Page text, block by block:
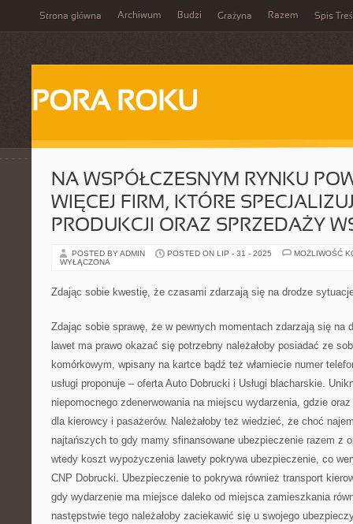
Strona główna Archiwum Budzi Grażyna Razem Spis
PORA ROKU
NA WSPÓŁCZESNYM RYNKU
WIĘCEJ FIRM, KTÓRE
PRODUKCJI ORAZ SPRZEDAŻY
POSTED BY ADMIN POSTED ON LIP - 31 - 2025
MOŻLIWOŚĆ
WYŁĄCZONA
Zdając sobie kwestię, że czasami zdarzają się na drodze
Zdając sobie sprawę, że w pewnych momentach zdarzają się na
lawet ma prawo okazać się potrzebny należałoby posiadać ze
komórkowym, wpisany na kartce bądź też włamiecie numer
usługi proponuje – oferta Auto Dobrucki i Usługi blacharskie.
niepomocnego zdenerwowania na miejscu wydarzenia, gdzie
dla kierowcy i pasażerów. Należałoby też wiedzieć, że choć
najtańszych to gdy mamy sfinansowane ubezpieczenie razem z
wtedy koszt wypożyczenia lawety pokrywa ubezpieczenie, co
CNP Dobrucki. Ubezpieczenie to pokrywa również transport
gdy wydarzenie ma miejsce daleko od miejsca zamieszkania
następstwie tego należałoby zaciekawić się u swojego